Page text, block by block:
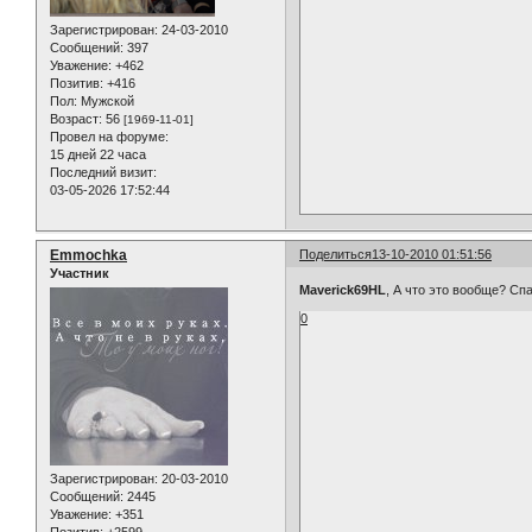
Зарегистрирован: 24-03-2010
Сообщений: 397
Уважение: +462
Позитив: +416
Пол: Мужской
Возраст: 56 [1969-11-01]
Провел на форуме:
15 дней 22 часа
Последний визит:
03-05-2026 17:52:44
Поделиться13-10-2010 01:51:56
Emmochka
Участник
Зарегистрирован: 20-03-2010
Сообщений: 2445
Уважение: +351
Maverick69HL , А что это вообще?
0